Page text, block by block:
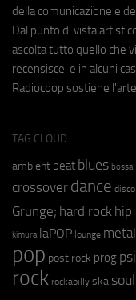
della comunicazione e
Dal punto di vista
ascolta tutto quello che
recensisce, e in alcuni
Radiocoop sostiene
TAG CLOUD
ambient beat blues bossa
crossover dance disco
Grunge; hard rock hip
kimura laPOP lounge
pop post rock prog
rock rockabilly ska soul